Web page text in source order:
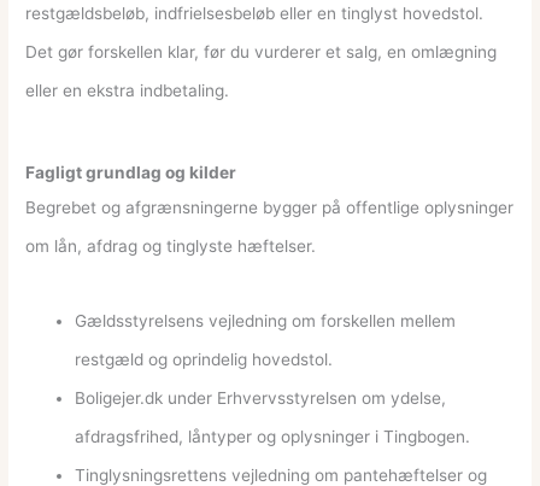
restgældsbeløb, indfrielsesbeløb eller en tinglyst hovedstol.
Det gør forskellen klar, før du vurderer et salg, en omlægning
eller en ekstra indbetaling.
Fagligt grundlag og kilder
Begrebet og afgrænsningerne bygger på offentlige oplysninger
om lån, afdrag og tinglyste hæftelser.
Gældsstyrelsens vejledning om forskellen mellem
restgæld og oprindelig hovedstol.
Boligejer.dk under Erhvervsstyrelsen om ydelse,
afdragsfrihed, låntyper og oplysninger i Tingbogen.
Tinglysningsrettens vejledning om pantehæftelser og